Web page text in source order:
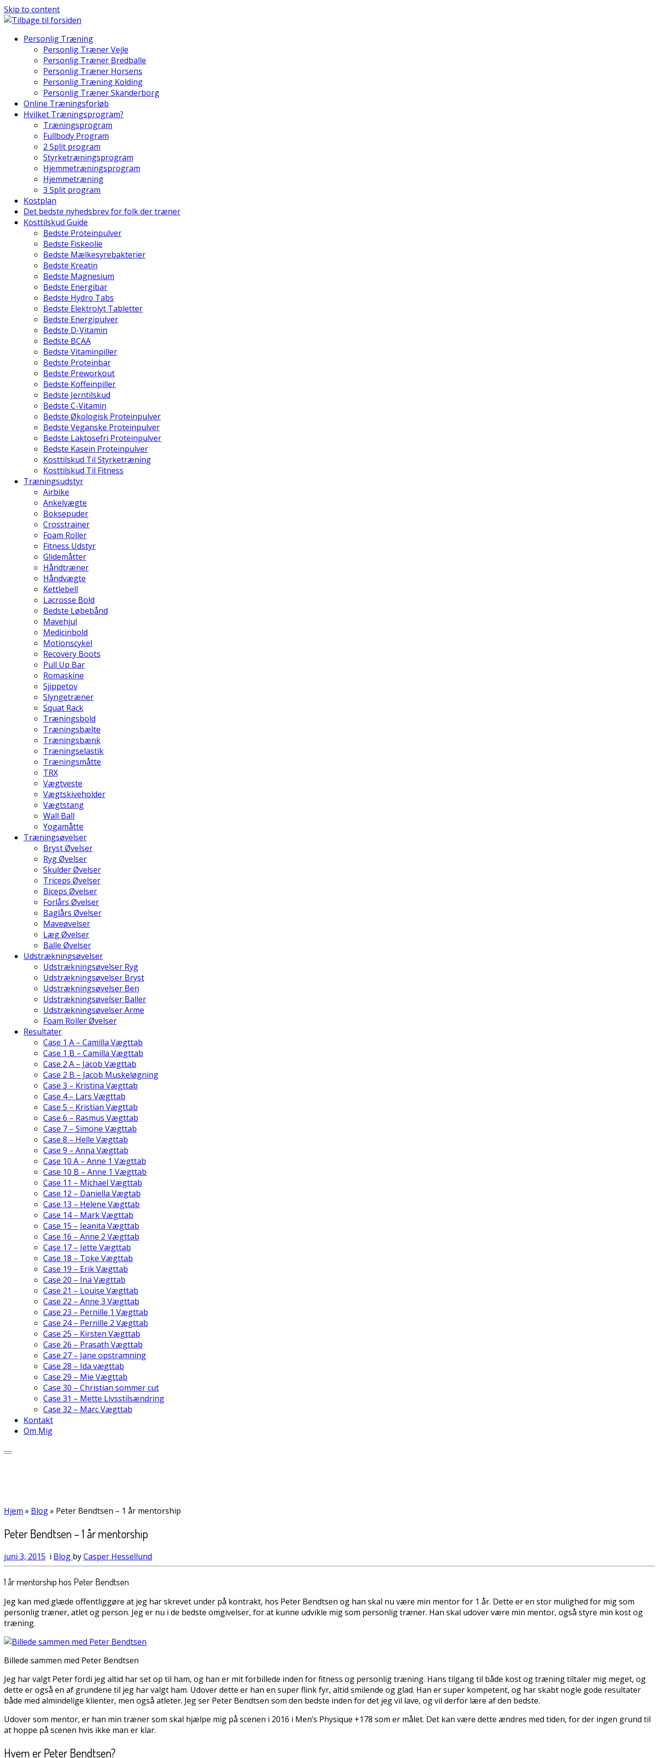
Skip to content
Personlig Træning
Personlig Træner Vejle
Personlig Træner Bredballe
Personlig Træner Horsens
Personlig Træning Kolding
Personlig Træner Skanderborg
Online Træningsforløb
Hvilket Træningsprogram?
Træningsprogram
Fullbody Program
2 Split program
Styrketræningsprogram
Hjemmetræningsprogram
Hjemmetræning
3 Split program
Kostplan
Det bedste nyhedsbrev for folk der træner
Kosttilskud Guide
Bedste Proteinpulver
Bedste Fiskeolie
Bedste Mælkesyrebakterier
Bedste Kreatin
Bedste Magnesium
Bedste Energibar
Bedste Hydro Tabs
Bedste Elektrolyt Tabletter
Bedste Energipulver
Bedste D-Vitamin
Bedste BCAA
Bedste Vitaminpiller
Bedste Proteinbar
Bedste Preworkout
Bedste Koffeinpiller
Bedste Jerntilskud
Bedste C-Vitamin
Bedste Økologisk Proteinpulver
Bedste Veganske Proteinpulver
Bedste Laktosefri Proteinpulver
Bedste Kasein Proteinpulver
Kosttilskud Til Styrketræning
Kosttilskud Til Fitness
Træningsudstyr
Airbike
Ankelvægte
Boksepuder
Crosstrainer
Foam Roller
Fitness Udstyr
Glidemåtter
Håndtræner
Håndvægte
Kettlebell
Lacrosse Bold
Bedste Løbebånd
Mavehjul
Medicinbold
Motionscykel
Recovery Boots
Pull Up Bar
Romaskine
Sjippetov
Slyngetræner
Squat Rack
Træningsbold
Træningsbælte
Træningsbænk
Træningselastik
Træningsmåtte
TRX
Vægtveste
Vægtskiveholder
Vægtstang
Wall Ball
Yogamåtte
Træningsøvelser
Bryst Øvelser
Ryg Øvelser
Skulder Øvelser
Triceps Øvelser
Biceps Øvelser
Forlårs Øvelser
Baglårs Øvelser
Maveøvelser
Læg Øvelser
Balle Øvelser
Udstrækningsøvelser
Udstrækningsøvelser Ryg
Udstrækningsøvelser Bryst
Udstrækningsøvelser Ben
Udstrækningsøvelser Baller
Udstrækningsøvelser Arme
Foam Roller Øvelser
Resultater
Case 1 A – Camilla Vægttab
Case 1 B – Camilla Vægttab
Case 2 A – Jacob Vægttab
Case 2 B – Jacob Muskeløgning
Case 3 – Kristina Vægttab
Case 4 – Lars Vægttab
Case 5 – Kristian Vægttab
Case 6 – Rasmus Vægttab
Case 7 – Simone Vægttab
Case 8 – Helle Vægttab
Case 9 – Anna Vægttab
Case 10 A – Anne 1 Vægttab
Case 10 B – Anne 1 Vægttab
Case 11 – Michael Vægttab
Case 12 – Daniella Vægtab
Case 13 – Helene Vægttab
Case 14 – Mark Vægttab
Case 15 – Jeanita Vægttab
Case 16 – Anne 2 Vægttab
Case 17 – Jette Vægttab
Case 18 – Toke Vægttab
Case 19 – Erik Vægttab
Case 20 – Ina Vægttab
Case 21 – Louise Vægttab
Case 22 – Anne 3 Vægttab
Case 23 – Pernille 1 Vægttab
Case 24 – Pernille 2 Vægttab
Case 25 – Kirsten Vægttab
Case 26 – Prasath Vægttab
Case 27 – Jane opstramning
Case 28 – Ida vægttab
Case 29 – Mie Vægttab
Case 30 – Christian sommer cut
Case 31 – Mette Livsstilsændring
Case 32 – Marc Vægttab
Kontakt
Om Mig
Hjem » Blog» Peter Bendtsen – 1 år mentorship
Peter Bendtsen – 1 år mentorship
juni 3, 2015 i Blog byCasper Hessellund
1 år mentorship hos Peter Bendtsen
Jeg kan med glæde offentliggøre at jeg har skrevet under på kontrakt, hos Peter Bendtsen og han skal nu være min mentor for 1 år. Dette er en stor mulighed for mig som
personlig træner, atlet og person. Jeg er nu i de bedste omgivelser, for at kunne udvikle mig som personlig træner. Han skal udover være min mentor, også styre min kost og
træning.
Billede sammen med Peter Bendtsen
Jeg har valgt Peter fordi jeg altid har set op til ham, og han er mit forbillede inden for fitness og personlig træning. Hans tilgang til både kost og træning tiltaler mig meget, og
dette er også en af grundene til jeg har valgt ham. Udover dette er han en super flink fyr, altid smilende og glad. Han er super kompetent, og har skabt nogle gode resultater
både med almindelige klienter, men også atleter. Jeg ser Peter Bendtsen som den bedste inden for det jeg vil lave, og vil derfor lære af den bedste.
Udover som mentor, er han min træner som skal hjælpe mig på scenen i 2016 i Men’s Physique +178 som er målet. Det kan være dette ændres med tiden, for der ingen grund til
at hoppe på scenen hvis ikke man er klar.
Hvem er Peter Bendtsen?